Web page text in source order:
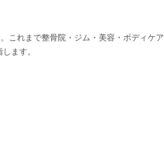
れまで整骨院・ジム・美容・ボディケ
ます。